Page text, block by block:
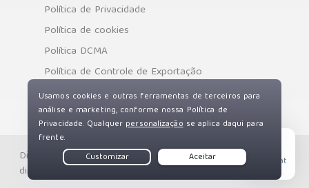
Política de Privacidade
Política de cookies
Política DCMA
Política de Controle de Exportação
Direitos autorais © Private Internet Access, Inc. Todos os
direitos reservados.
Live Chat